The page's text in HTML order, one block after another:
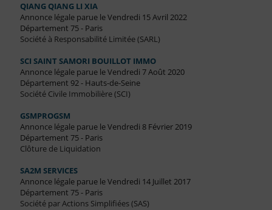
QIANG QIANG LI XIA
Annonce légale parue le Vendredi 15 Avril 2022
Département 75 - Paris
Société à Responsabilité Limitée (SARL)
SCI SAINT SAMORI BOUILLOT IMMO
Annonce légale parue le Vendredi 7 Août 2020
Département 92 - Hauts-de-Seine
Société Civile Immobilière (SCI)
GSMPROGSM
Annonce légale parue le Vendredi 8 Février 2019
Département 75 - Paris
Clôture de Liquidation
SA2M SERVICES
Annonce légale parue le Vendredi 14 Juillet 2017
Département 75 - Paris
Société par Actions Simplifiées (SAS)